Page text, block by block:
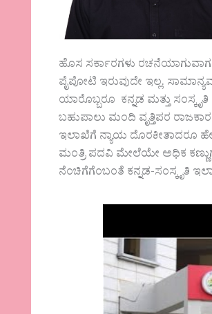
ಹೊಸ ಸರ್ಕಾರಗಳು
ಪೈಪೋಟಿ ಇರುವುದೇ ಇಲ್ಲ.
ಯಾರೊಬ್ಬರೂ ಕನ್ನಡ ಮತ್ತು
ಬಹುಪಾಲು ಮಂದಿ ವೃತ್ತಿಪರ
ಇಲಾಖೆಗೆ ನ್ಯಾಯ ದೊರಕೀತಾದರೂ
ಮಂತ್ರಿ ಪದವಿ ಮೇಲೆಯೇ ಅಧಿಕ
ನೆಂಚಿಗೆಗೆಂಬಂತೆ ಕನ್ನಡ-ಸಂಸ್ಕೃತಿ